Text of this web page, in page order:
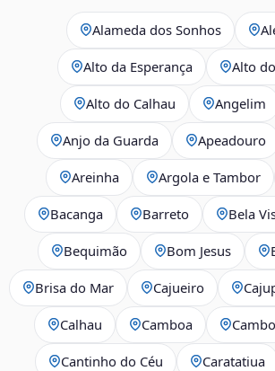
Alameda dos Sonhos
Alto da Esperança Alto
Alto do Calhau Angelim
Anjo da Guarda Apeadouro
Areinha Argola e Tambor
Bacanga Barreto Bela
Bequimão Bom Jesus
Brisa do Mar Cajueiro
Calhau Camboa
Cantinho do Céu Caratatiua